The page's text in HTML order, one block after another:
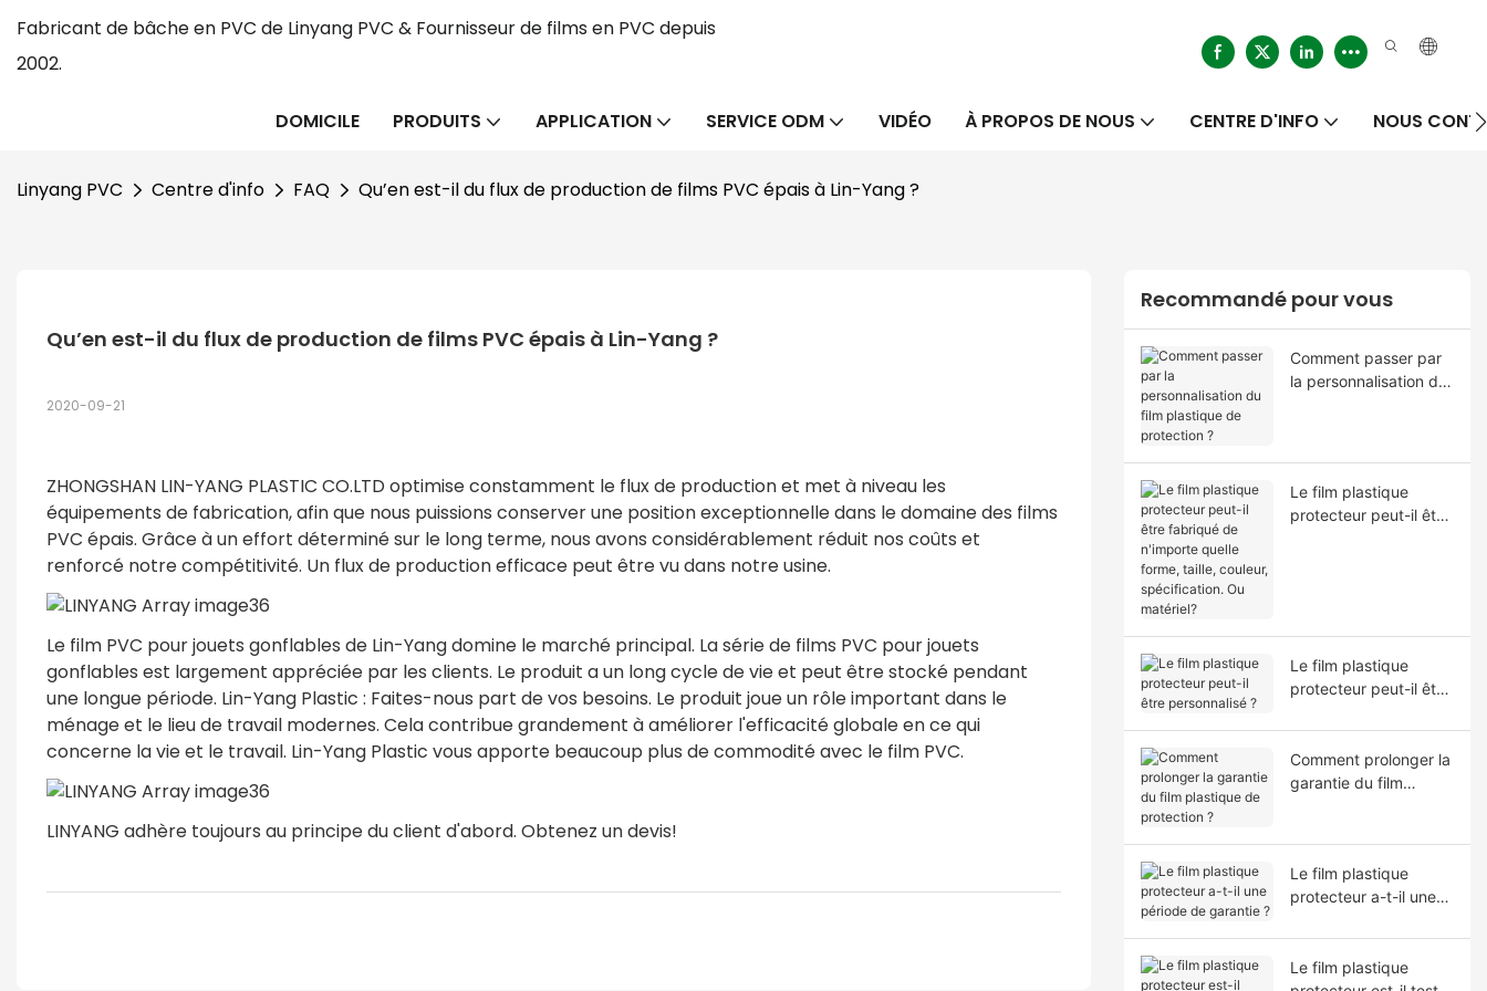
Fabricant de bâche en PVC de Linyang PVC & Fournisseur de films en PVC depuis
2002.
DOMICILE PRODUITS APPLICATION SERVICE ODM VIDÉO À PROPOS DE NOUS CENTRE D'INFO NOUS
Linyang PVC Centre d'info FAQ Qu’en est-il du flux de production de films PVC épais à Lin-Yang ?
Qu’en est-il du flux de production de films PVC épais à Lin-Yang ?
2020-09-21
ZHONGSHAN LIN-YANG PLASTIC CO.LTD optimise constamment le flux de production et met à niveau les
équipements de fabrication, afin que nous puissions conserver une position exceptionnelle dans le domaine des films
PVC épais. Grâce à un effort déterminé sur le long terme, nous avons considérablement réduit nos coûts et
renforcé notre compétitivité. Un flux de production efficace peut être vu dans notre usine.
Le film PVC pour jouets gonflables de Lin-Yang domine le marché principal. La série de films PVC pour jouets
gonflables est largement appréciée par les clients. Le produit a un long cycle de vie et peut être stocké pendant
une longue période. Lin-Yang Plastic : Faites-nous part de vos besoins. Le produit joue un rôle important dans le
ménage et le lieu de travail modernes. Cela contribue grandement à améliorer l'efficacité globale en ce qui
concerne la vie et le travail. Lin-Yang Plastic vous apporte beaucoup plus de commodité avec le film PVC.
LINYANG adhère toujours au principe du client d'abord. Obtenez un devis!
Recommandé pour vous
Comment passer par
la personnalisation du
Le film plastique
protecteur peut-il être
Le film plastique
protecteur peut-il être
Comment prolonger la
garantie du film
Le film plastique
protecteur a-t-il une
Le film plastique